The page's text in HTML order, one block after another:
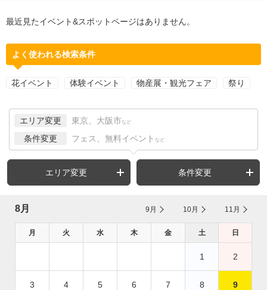
最近見たイベント&スポットページはありません。
よく使われる検索条件
花イベント 体験イベント 物産展・観光フェア 祭り
エリア変更 東京、大阪市 など
条件変更 フェス、無料イベント など
エリア変更 条件変更
8月 9月 10月 11月
月 火 水 木 金 土 日
1 2
3 4 5 6 7 8 9